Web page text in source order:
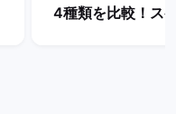
4種類を比較！ス